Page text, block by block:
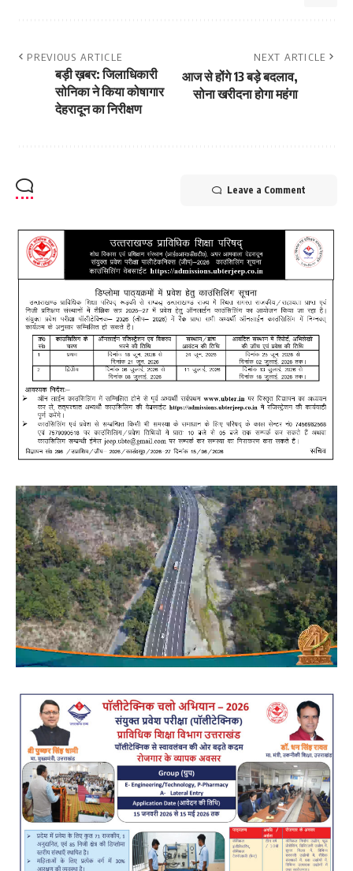
PREVIOUS ARTICLE
बड़ी ख़बर: जिलाधिकारी
सोनिका ने किया कोषागार
देहरादून का निरीक्षण
NEXT ARTICLE
आज से होंगे 13 बड़े बदलाव,
सोना खरीदना होगा महंगा
Leave a Comment